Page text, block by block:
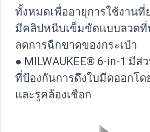
ทั้งหมดเพื่ออายุการใช้งาน
มีคลิปหนีบเข็มขัดแบบลวดที่
ลดการฉีกขาดของกระเป๋า
● MILWAUKEE® 6-in-1 มีส่
ที่ป้องกันการดึงใบมีดออกโด
และรูคล้องเชือก